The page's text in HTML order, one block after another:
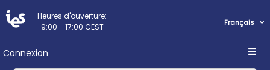
Heures d'ouverture:
9:00 - 17:00 CEST
Français
Connexion